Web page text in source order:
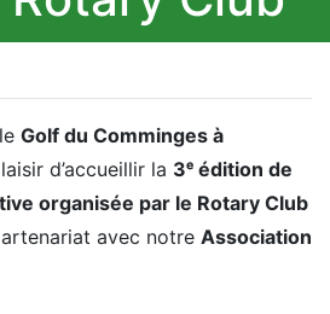
Golf du Comminges à
d’accueillir la 3ᵉ édition de
organisée par le Rotary Club
avec notre Association